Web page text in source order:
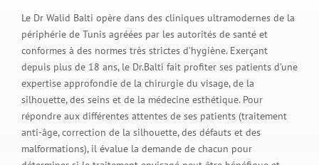
Le Dr Walid Balti opère dans des cliniques ultramodernes de la
périphérie de Tunis agréées par les autorités de santé et
conformes à des normes très strictes d’hygiène. Exerçant
depuis plus de 18 ans, le Dr.Balti fait profiter ses patients d’une
expertise approfondie de la chirurgie du visage, de la
silhouette, des seins et de la médecine esthétique. Pour
répondre aux différentes attentes de ses patients (traitement
anti-âge, correction de la silhouette, des défauts et des
malformations), il évalue la demande de chacun pour